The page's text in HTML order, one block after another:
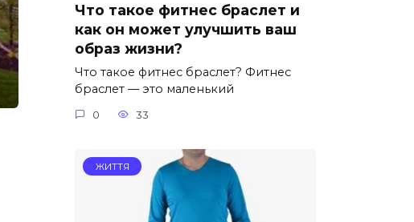
Что такое фитнес браслет и
как он может улучшить ваш
образ жизни?
Что такое фитнес браслет? Фитнес
браслет — это маленький
0 33
ЖИТТЯ